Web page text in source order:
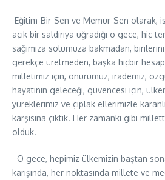
Eğitim-Bir-Sen ve Memur-Sen olarak,
açık bir saldırıya uğradığı o gece, hiç
sağımıza solumuza bakmadan,
gerekçe üretmeden, başka hiçbir
milletimiz için, onurumuz, irademiz,
hayatının geleceği, güvencesi için,
yüreklerimiz ve çıplak ellerimizle
karşısına çıktık. Her zamanki gibi
olduk.
O gece, hepimiz ülkemizin baştan
karışında, her noktasında millete ve